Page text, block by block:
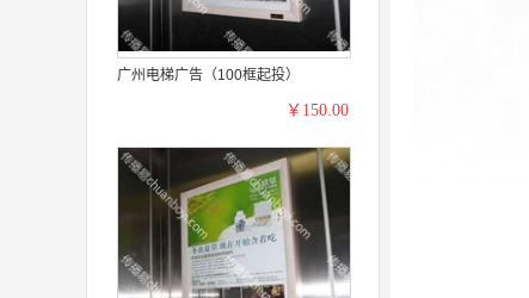
广州电梯广告（100框起投）
￥150.00